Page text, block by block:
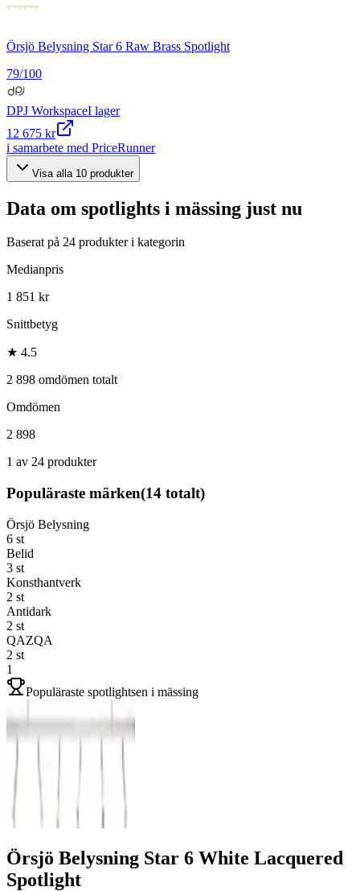
Örsjö Belysning Star 6 Raw Brass Spotlight
79/100
DPJ WorkspaceI lager
12 675 kr
i samarbete med PriceRunner
Visa alla 10 produkter
Data om spotlights i mässing just nu
Baserat på 24 produkter i kategorin
Medianpris
1 851 kr
Snittbetyg
★ 4.5
2 898 omdömen totalt
Omdömen
2 898
1 av 24 produkter
Populäraste märken(14 totalt)
Örsjö Belysning
6 st
Belid
3 st
Konsthantverk
2 st
Antidark
2 st
QAZQA
2 st
1
Populäraste spotlightsen i mässing
Örsjö Belysning Star 6 White Lacquered
Spotlight